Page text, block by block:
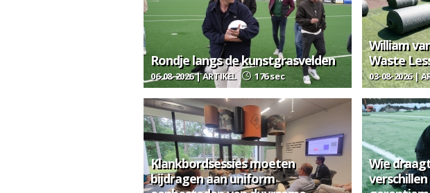
Rondje langs de kunstgrasvelden
06-08-2026 | ARTIKEL 176 sec
William
Waste
03-08-2026 |
Klankbordsessies moeten
bijdragen aan uniform
Wie